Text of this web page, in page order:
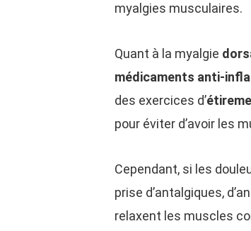
myalgies musculaires.
Quant à la myalgie
médicaments anti-
des exercices d’
pour éviter d’avoir les
Cependant, si les
prise d’antalgiques,
relaxent les muscles